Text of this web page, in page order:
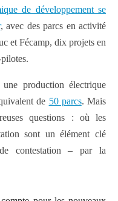
de développement se
, avec des parcs en activité
et Fécamp, dix projets en
production électrique
de 50 parcs. Mais
questions : où les
sont un élément clé
contestation – par la